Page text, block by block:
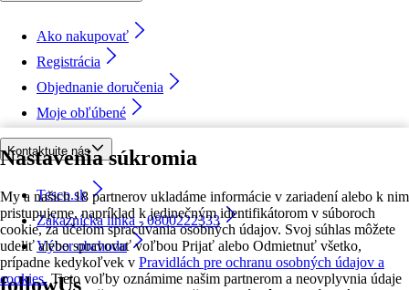
Nastavenia súkromia
My a našich 18 partnerov ukladáme informácie v zariadení alebo k nim
pristupujeme, napríklad k jedinečným identifikátorom v súboroch
cookie, za účelom spracúvania osobných údajov. Svoj súhlas môžete
udeliť alebo spravovať voľbou Prijať alebo Odmietnuť všetko,
prípadne kedykoľvek v Pravidlách pre ochranu osobných údajov a
cookies. Tieto voľby oznámime našim partnerom a neovplyvnia údaje
Ako nakupovať
Registrácia
Objednanie doručenia
Moje obľúbené
Kontaktujte nás
Tesco.sk
Zákaznícka linka - 0800222333
Výber obchodu
followUs